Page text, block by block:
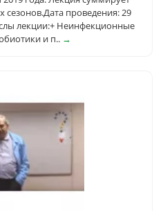
проведения: 29
лекции:+ Неинфекционные
и п.. →